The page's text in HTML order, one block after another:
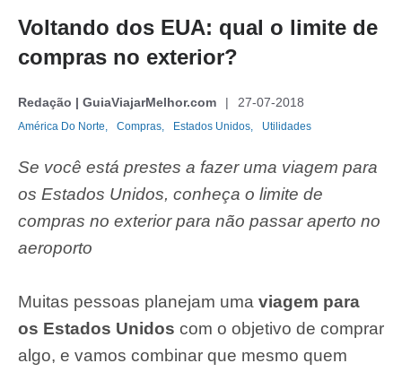
Voltando dos EUA: qual o limite de
compras no exterior?
Redação | GuiaViajarMelhor.com 27-07-2018
América Do Norte, Compras, Estados Unidos, Utilidades
Se você está prestes a fazer uma viagem para
os Estados Unidos, conheça o limite de
compras no exterior para não passar aperto no
aeroporto
Muitas pessoas planejam uma viagem para
os Estados Unidos com o objetivo de comprar
algo, e vamos combinar que mesmo quem